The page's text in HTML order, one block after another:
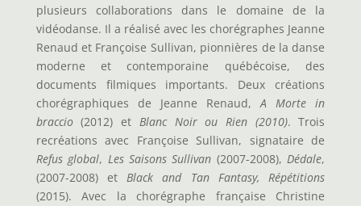
plusieurs collaborations dans le domaine de la
vidéodanse. Il a réalisé avec les chorégraphes Jeanne
Renaud et Françoise Sullivan, pionnières de la danse
moderne et contemporaine québécoise, des
documents filmiques importants. Deux créations
chorégraphiques de Jeanne Renaud,A Morte in
braccio(2012) et Blanc Noir ou Rien (2010). Trois
recréations avec Françoise Sullivan, signataire de
Refus global, Les Saisons Sullivan (2007-2008),Dédale,
(2007-2008) etBlack and Tan Fantasy, Répétitions
(2015). Avec la chorégraphe française Christine